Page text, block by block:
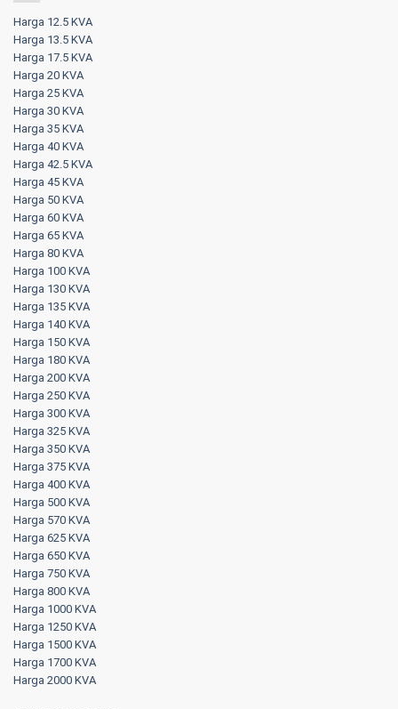
Harga 12.5 KVA
Harga 13.5 KVA
Harga 17.5 KVA
Harga 20 KVA
Harga 25 KVA
Harga 30 KVA
Harga 35 KVA
Harga 40 KVA
Harga 42.5 KVA
Harga 45 KVA
Harga 50 KVA
Harga 60 KVA
Harga 65 KVA
Harga 80 KVA
Harga 100 KVA
Harga 130 KVA
Harga 135 KVA
Harga 140 KVA
Harga 150 KVA
Harga 180 KVA
Harga 200 KVA
Harga 250 KVA
Harga 300 KVA
Harga 325 KVA
Harga 350 KVA
Harga 375 KVA
Harga 400 KVA
Harga 500 KVA
Harga 570 KVA
Harga 625 KVA
Harga 650 KVA
Harga 750 KVA
Harga 800 KVA
Harga 1000 KVA
Harga 1250 KVA
Harga 1500 KVA
Harga 1700 KVA
Harga 2000 KVA